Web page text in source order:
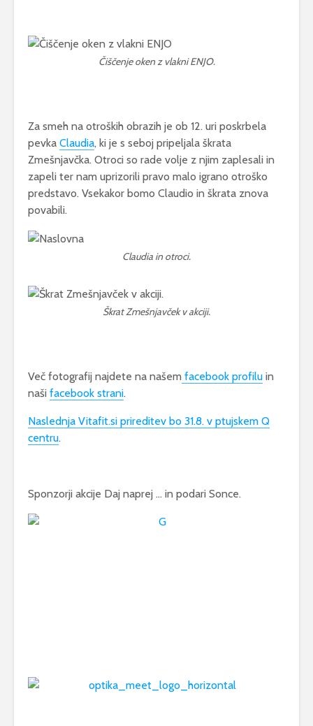
Čiščenje oken z vlakni ENJO.
Za smeh na otroških obrazih je ob 12. uri poskrbela
pevka Claudia, ki je s seboj pripeljala škrata
Zmešnjavčka. Otroci so rade volje z njim zaplesali in
zapeli ter nam uprizorili pravo malo igrano otroško
predstavo. Vsekakor bomo Claudio in škrata znova
povabili.
Claudia in otroci.
Škrat Zmešnjavček v akciji.
Več fotografij najdete na našem facebook profilu in
naši facebook strani.
Naslednja Vitafit.si prireditev bo 31.8. v ptujskem Q
centru.
Sponzorji akcije Daj naprej … in podari Sonce.